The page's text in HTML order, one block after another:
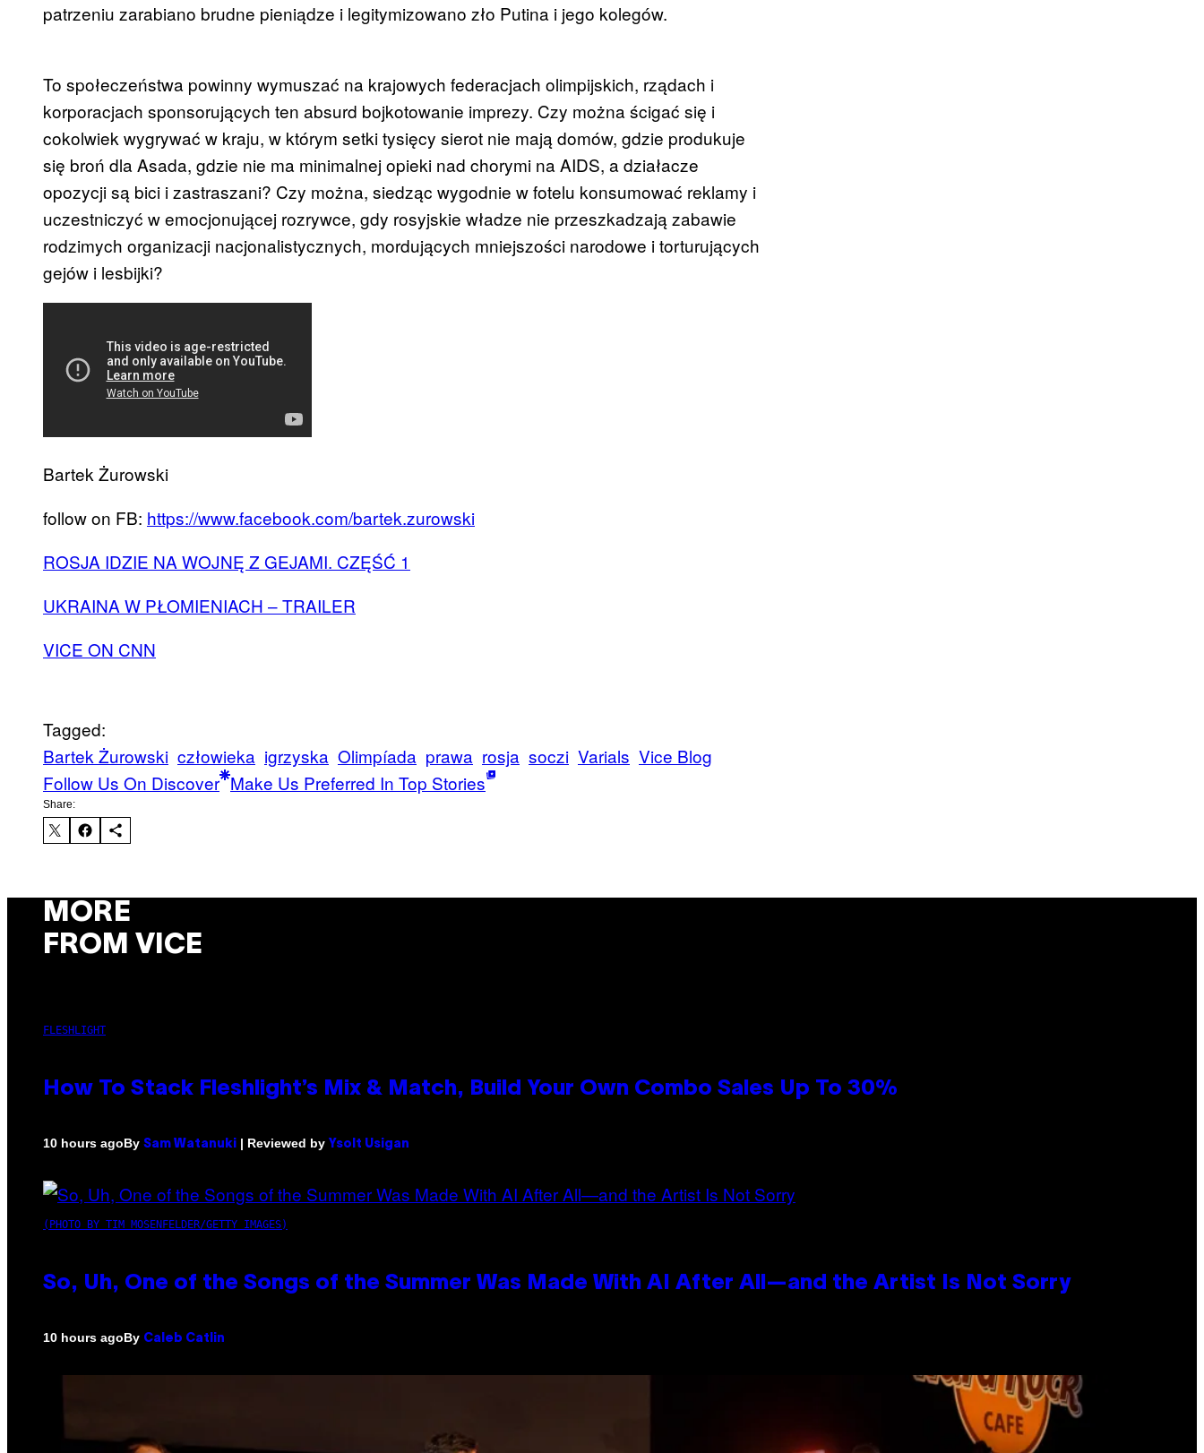
patrzeniu zarabiano brudne pieniądze i legitymizowano zło Putina i jego kolegów.
To społeczeństwa powinny wymuszać na krajowych federacjach olimpijskich, rządach i
korporacjach sponsorujących ten absurd bojkotowanie imprezy. Czy można ścigać się i
cokolwiek wygrywać w kraju, w którym setki tysięcy sierot nie mają domów, gdzie produkuje
się broń dla Asada, gdzie nie ma minimalnej opieki nad chorymi na AIDS, a działacze
opozycji są bici i zastraszani? Czy można, siedząc wygodnie w fotelu konsumować reklamy i
uczestniczyć w emocjonującej rozrywce, gdy rosyjskie władze nie przeszkadzają zabawie
rodzimych organizacji nacjonalistycznych, mordujących mniejszości narodowe i torturujących
gejów i lesbijki?
Bartek Żurowski
follow on FB: https://www.facebook.com/bartek.zurowski
ROSJA IDZIE NA WOJNĘ Z GEJAMI. CZĘŚĆ 1
UKRAINA W PŁOMIENIACH – TRAILER
VICE ON CNN
Tagged:
Bartek Żurowski człowieka igrzyska Olimpíada prawa rosja soczi Varials Vice Blog
Follow Us On Discover Make Us Preferred In Top Stories
Share:
MORE
FROM VICE
FLESHLIGHT
How To Stack Fleshlight’s Mix & Match, Build Your Own Combo Sales Up To 30%
10 hours agoBy Sam Watanuki | Reviewed by Ysolt Usigan
(PHOTO BY TIM MOSENFELDER/GETTY IMAGES)
So, Uh, One of the Songs of the Summer Was Made With AI After All—and the Artist Is Not Sorry
10 hours agoBy Caleb Catlin